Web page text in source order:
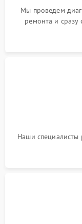
Мы проведем
ремонта и
Наши